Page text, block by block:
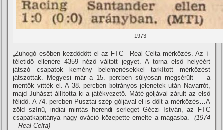
1973
„Zuhogó esőben kezdődött el az FTC—Real Celta mérkőzés. Az í­
téletidő ellenére 4359 néző váltott jegyet. A torna első helyéért
játszó csapatok kemény belemenésekkel tarkí­tott mérkőzést
játszottak. Megyesi már a 15. percben súlyosan megsérült — a
mentők vitték el. A 38. percben botrányos jelenetek után Navarrót,
majd Juhászt állí­totta ki a játékvezető. Máté góljával zárult az első
félidő. A 74. percben Pusztai szép góljával el is dőlt a mérkőzés…A
zöld szí­nű, indiai mintás herendi serleget Géczi István, az FTC
csapatkapitánya nagy ováció közepette emelte a magasba.” (1974
– Real Celta)